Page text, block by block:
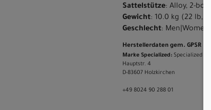
Sattelstütze: Alloy, 2-
Gewicht: 10.0 kg (22 lb,
Geschlecht: Men|Women
Herstellerdaten gem. GPSR
Marke Specialized: Specialized
Hauptstr. 4
D-83607 Holzkirchen
+49 8024 90 288 01